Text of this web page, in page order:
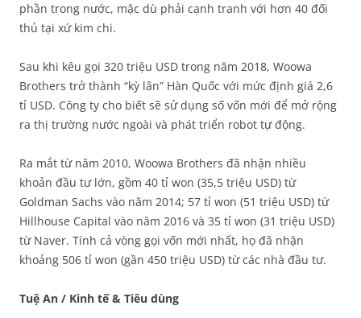
phần trong nước, mặc dù phải cạnh tranh với hơn 40 đối
thủ tại xứ kim chi.
Sau khi kêu gọi 320 triệu USD trong năm 2018, Woowa
Brothers trở thành “kỳ lân” Hàn Quốc với mức định giá 2,6
tỉ USD. Công ty cho biết sẽ sử dụng số vốn mới để mở rộng
ra thị trường nước ngoài và phát triển robot tự động.
Ra mắt từ năm 2010, Woowa Brothers đã nhận nhiều
khoản đầu tư lớn, gồm 40 tỉ won (35,5 triệu USD) từ
Goldman Sachs vào năm 2014; 57 tỉ won (51 triệu USD) từ
Hillhouse Capital vào năm 2016 và 35 tỉ won (31 triệu USD)
từ Naver. Tính cả vòng gọi vốn mới nhất, họ đã nhận
khoảng 506 tỉ won (gần 450 triệu USD) từ các nhà đầu tư.
Tuệ An / Kinh tế & Tiêu dùng